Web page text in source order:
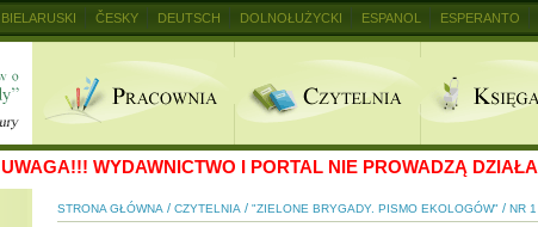
UWAGA!!! WYDAWNICTWO I PORTAL NIE PROWADZĄ
STRONA GŁÓWNA / CZYTELNIA / "ZIELONE BRYGADY. PISMO EKOLOGÓW" / NR
BIELARUSKI ČESKY DEUTSCH DOLNOŁUŻYCKI ESPANOL ESPERANTO